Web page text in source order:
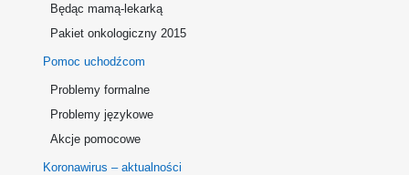
Będąc mamą-lekarką
Pakiet onkologiczny 2015
Pomoc uchodźcom
Problemy formalne
Problemy językowe
Akcje pomocowe
Koronawirus – aktualności